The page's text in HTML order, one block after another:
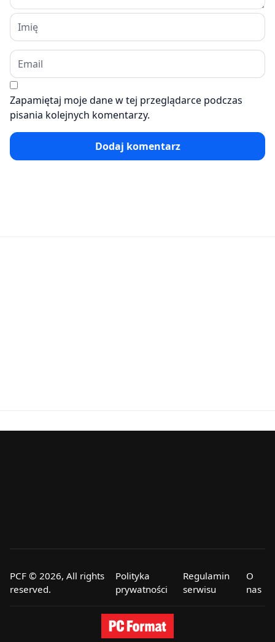
Zapamiętaj moje dane w tej przeglądarce podczas
pisania kolejnych komentarzy.
Dodaj komentarz
PCF © 2026, All rights
reserved.
Polityka
prywatności
Regulamin
serwisu
O
nas